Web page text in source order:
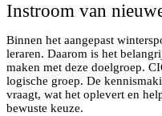
Instroom van
Binnen het aangepast
leraren. Daarom is het
maken met deze doelgroep.
logische groep. De
vraagt, wat het oplevert en
bewuste keuze.